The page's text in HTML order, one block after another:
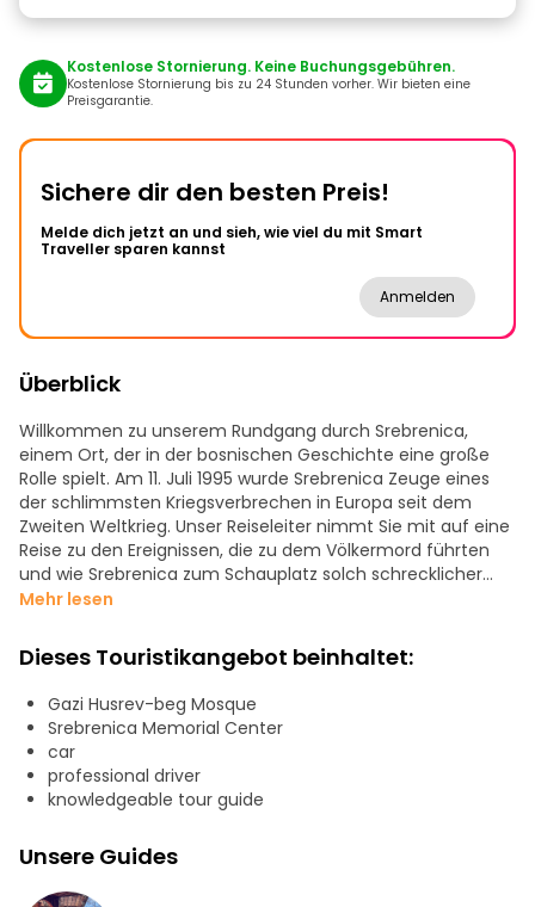
Kostenlose Stornierung. Keine Buchungsgebühren.
Kostenlose Stornierung bis zu 24 Stunden vorher. Wir bieten eine
Preisgarantie.
Sichere dir den besten Preis!
Melde dich jetzt an und sieh, wie viel du mit Smart
Traveller sparen kannst
Anmelden
Überblick
Willkommen zu unserem Rundgang durch Srebrenica,
einem Ort, der in der bosnischen Geschichte eine große
Rolle spielt. Am 11. Juli 1995 wurde Srebrenica Zeuge eines
der schlimmsten Kriegsverbrechen in Europa seit dem
Zweiten Weltkrieg. Unser Reiseleiter nimmt Sie mit auf eine
Reise zu den Ereignissen, die zu dem Völkermord führten
und wie Srebrenica zum Schauplatz solch schrecklicher
Verbrechen gegen die Menschlichkeit wurde.
Wir besuchen die Gedenkstätte und den Friedhof der
Stiftung "Srebrenica-Potocari", die 1995 zum Gedenken an
die Opfer des Völkermordes errichtet wurde. Die
Gedenkstätte wurde im September 2003 vom ehemaligen
US-Präsidenten Bill Clinton eingeweiht, und wir werden
Zeuge der Auswirkungen der Gräueltaten auf die
Überlebenden und ihre Familien.
beschäftigt, die Überreste zu sichten und die Leichen zu
Mehr lesen
Dieses Touristikangebot beinhaltet:
Gazi Husrev-beg Mosque
Srebrenica Memorial Center
car
professional driver
knowledgeable tour guide
Unsere Guides